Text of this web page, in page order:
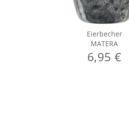
Eierbecher
MATERA
6,95 €